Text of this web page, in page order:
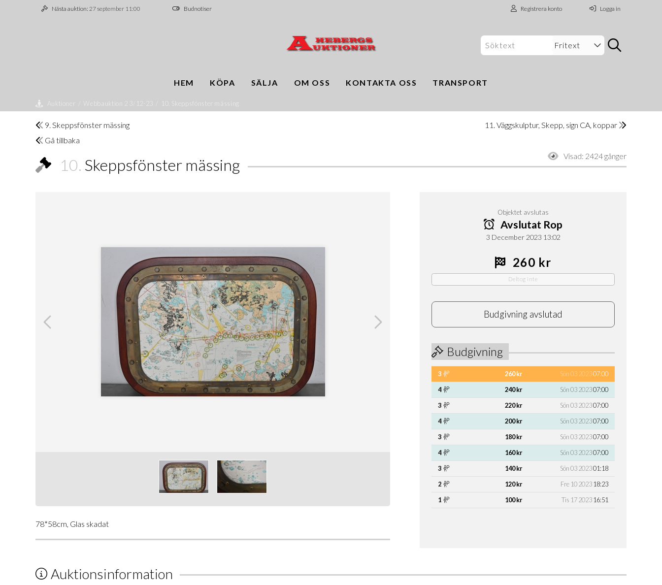
Nästa auktion: 27 september 11:00 Budnotiser Registrera konto Logga in
HEM KÖPA SÄLJA OM OSS KONTAKTA OSS TRANSPORT
Auktioner Webbauktion 2 3/12-23 10. Skeppsfönster mässing
9. Skeppsfönster mässing
11. Väggskulptur, Skepp, sign CA, koppar
Gå tillbaka
Visad: 2424 gånger
10. Skeppsfönster mässing
78*58cm, Glas skadat
Objektet avslutas
Avslutat Rop
3 December 2023 13:02
260 kr
Deltog inte
Budgivning avslutad
Budgivning
3 260 kr Sön 03 202307:00
4
240 kr Sön 03 202307:00
3
220 kr Sön 03 202307:00
4
200 kr Sön 03 202307:00
3
180 kr Sön 03 202307:00
4
160 kr Sön 03 202307:00
3
140 kr Sön 03 202301:18
2
120 kr Fre 10 202318:23
1
100 kr Tis 17 202316:51
Auktionsinformation